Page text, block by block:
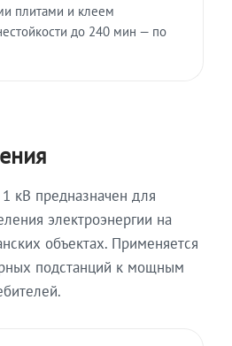
плитами и клеем
до 240 мин — по
кВ предназначен для
электроэнергии на
объектах. Применяется
подстанций к мощным